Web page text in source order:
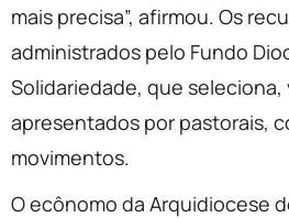
mais precisa”, afirmou. Os
administrados pelo Fundo
Solidariedade, que
apresentados por pastorais,
movimentos.
O ecônomo da Arquidiocese